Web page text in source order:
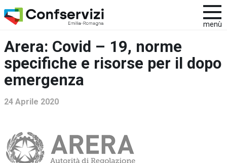
menù
Arera: Covid – 19, norme
specifiche e risorse per il dopo
emergenza
24 Aprile 2020